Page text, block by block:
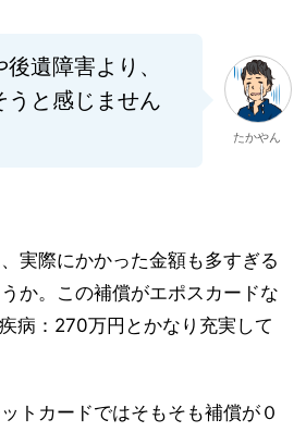
遺障害より、
うと感じません
たかやん
実際にかかった金額も多すぎる
か。 この補償がエポスカードな
病：270万円とかなり充実して
トカードではそもそも補償が０